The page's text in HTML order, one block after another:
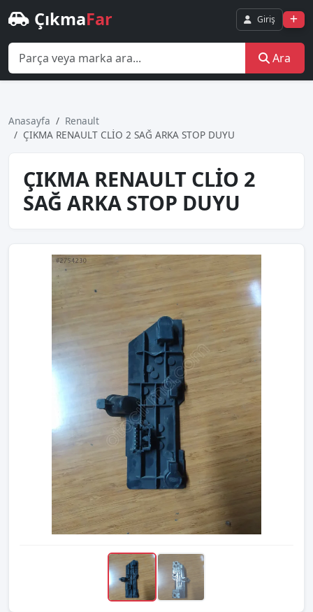
ÇıkmaFar Giriş
Ara
Anasayfa
Renault
ÇIKMA RENAULT CLİO 2 SAĞ ARKA STOP DUYU
ÇIKMA RENAULT CLİO 2
SAĞ ARKA STOP DUYU